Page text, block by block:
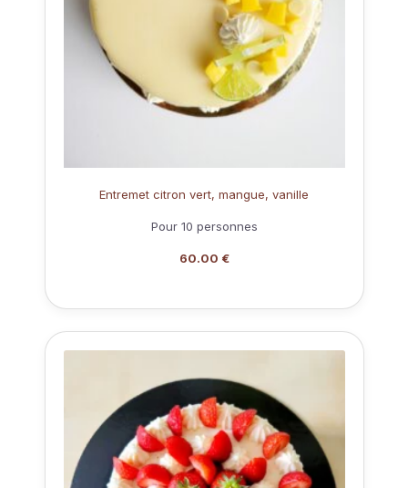
Entremet citron vert, mangue, vanille
Pour 10 personnes
60.00 €